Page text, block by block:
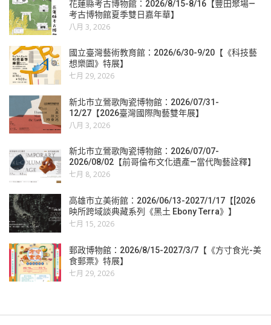
花蓮縣考古博物館：2026/8/15-8/16【豐田聚場—
考古博物館夏季雙日嘉年華】
八月 3, 2026
國立臺灣藝術教育館：2026/6/30-9/20【《科技藝
想樂園》特展】
七月 29, 2026
新北市立鶯歌陶瓷博物館：2026/07/31-
12/27【2026臺灣國際陶藝雙年展】
八月 3, 2026
新北市立鶯歌陶瓷博物館：2026/07/07-
2026/08/02【前哥倫布文化遺產—當代陶藝詮釋】
七月 8, 2026
高雄市立美術館：2026/06/13-2027/1/17【[2026
映所跨域談典藏系列《黑土 Ebony Terra》】
七月 15, 2026
郵政博物館：2026/8/15-2027/3/7【《方寸食光-美
食郵票》特展】
七月 29, 2026